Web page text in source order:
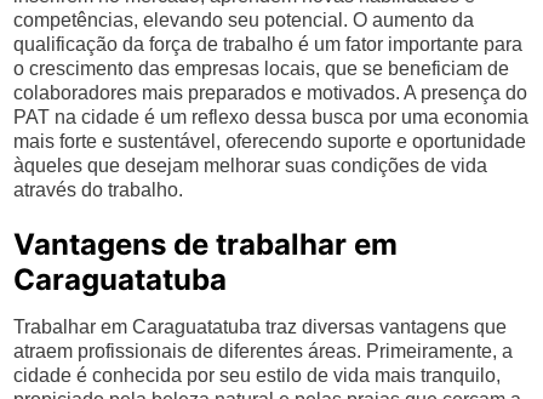
competências, elevando seu potencial. O aumento da
qualificação da força de trabalho é um fator importante para
o crescimento das empresas locais, que se beneficiam de
colaboradores mais preparados e motivados. A presença do
PAT na cidade é um reflexo dessa busca por uma economia
mais forte e sustentável, oferecendo suporte e oportunidade
àqueles que desejam melhorar suas condições de vida
através do trabalho.
Vantagens de trabalhar em
Caraguatatuba
Trabalhar em Caraguatatuba traz diversas vantagens que
atraem profissionais de diferentes áreas. Primeiramente, a
cidade é conhecida por seu estilo de vida mais tranquilo,